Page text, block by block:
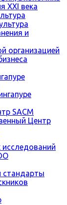
XXI века
и
организацией
SACM
Центр
стандарты